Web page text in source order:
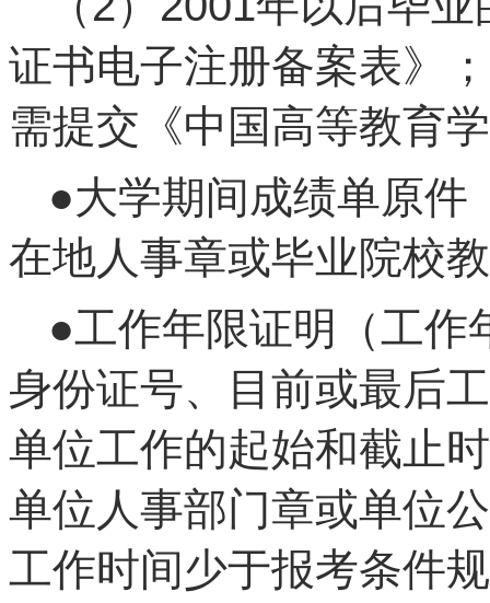
证书电子注册备案表》
需提交《中国高等教育
●大学期间成绩单原件
在地人事章或毕业院校
●工作年限证明（工作
身份证号、目前或最后
单位工作的起始和截止
单位人事部门章或单位
工作时间少于报考条件